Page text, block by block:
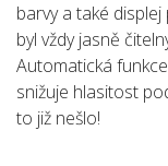
barvy a také
byl vždy jasně
Automatická
snižuje hlasitost
to již nešlo!